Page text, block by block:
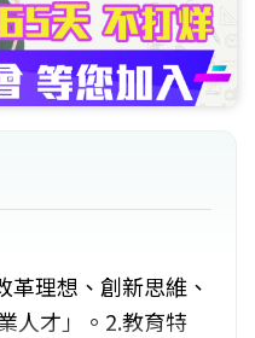
革理想、創新思維、
人才」。2.教育特